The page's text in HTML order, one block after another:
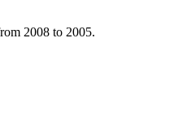
2008 to 2005.